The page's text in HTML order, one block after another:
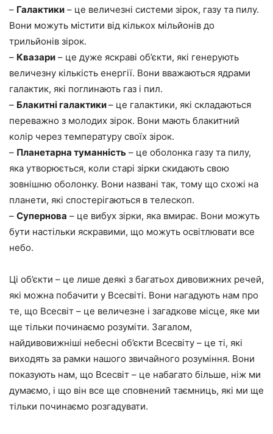
– Галактики – це величезні системи зірок, газу та пилу.
Вони можуть містити від кількох мільйонів до
трильйонів зірок.
– Квазари – це дуже яскраві об’єкти, які генерують
величезну кількість енергії. Вони вважаються ядрами
галактик, які поглинають газ і пил.
– Блакитні галактики– це галактики, які складаються
переважно з молодих зірок. Вони мають блакитний
колір через температуру своїх зірок.
– Планетарна туманність – це оболонка газу та пилу,
яка утворюється, коли старі зірки скидають свою
зовнішню оболонку. Вони названі так, тому що схожі на
планети, які спостерігаються в телескоп.
– Супернова – це вибух зірки, яка вмирає. Вони можуть
бути настільки яскравими, що можуть освітлювати все
небо.
Ці об’єкти – це лише деякі з багатьох дивовижних речей,
які можна побачити у Всесвіті. Вони нагадують нам про
те, що Всесвіт – це величезне і загадкове місце, яке ми
ще тільки починаємо розуміти. Загалом,
найдивовижніші небесні об’єкти Всесвіту – це ті, які
виходять за рамки нашого звичайного розуміння. Вони
показують нам, що Всесвіт – це набагато більше, ніж ми
думаємо, і що він все ще сповнений таємниць, які ми ще
тільки починаємо розгадувати.